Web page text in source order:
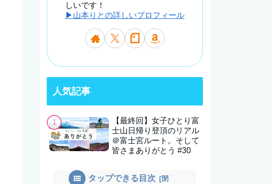
しいです！
▶山本りとの詳しいプロフィール
人気記事
【最終回】女子ひとり富
士山日帰り登頂のリアル
＠富士宮ルート。そして
皆さまありがとう #30
タップできる目次